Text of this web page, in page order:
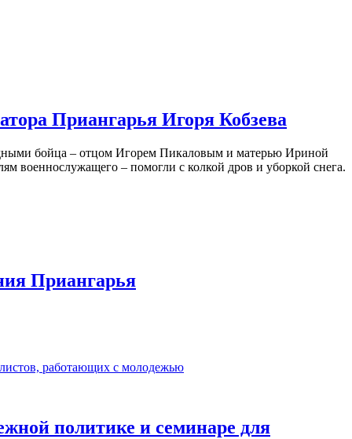
Приангарья Игоря Кобзева
бойца – отцом Игорем Пикаловым и матерью Ириной
военнослужащего – помогли с колкой дров и уборкой снега.
Приангарья
политике и семинаре для